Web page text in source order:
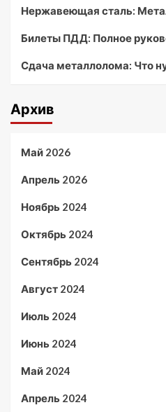
Нержавеющая сталь:
Билеты ПДД: Полное
Сдача металлолома: Что
Архив
Май 2026
Апрель 2026
Ноябрь 2024
Октябрь 2024
Сентябрь 2024
Август 2024
Июль 2024
Июнь 2024
Май 2024
Апрель 2024